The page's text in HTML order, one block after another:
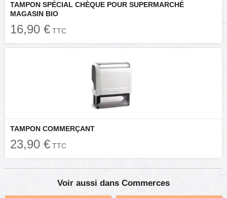
TAMPON SPÉCIAL CHÈQUE POUR SUPERMARCHÉ
MAGASIN BIO
16,90 € TTC
TAMPON COMMERÇANT
23,90 € TTC
Voir aussi dans Commerces